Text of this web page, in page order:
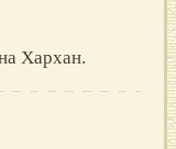
Хархан.